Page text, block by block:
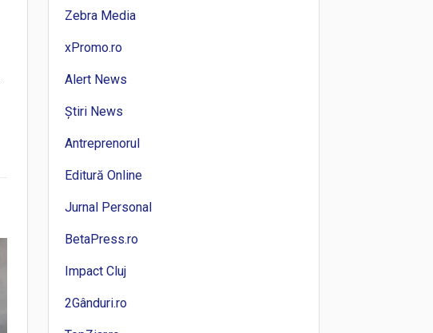
Zebra Media
xPromo.ro
Alert News
Știri News
Antreprenorul
Editură Online
Jurnal Personal
BetaPress.ro
Impact Cluj
2Gânduri.ro